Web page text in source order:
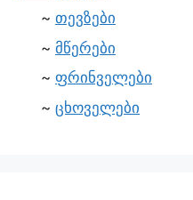
თევზები
მწერები
ფრინველები
ცხოველები